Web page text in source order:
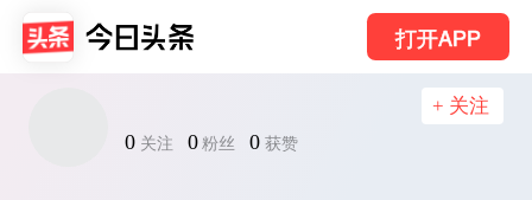
打开APP
0 关注 0 粉丝 0 获赞
+ 关注